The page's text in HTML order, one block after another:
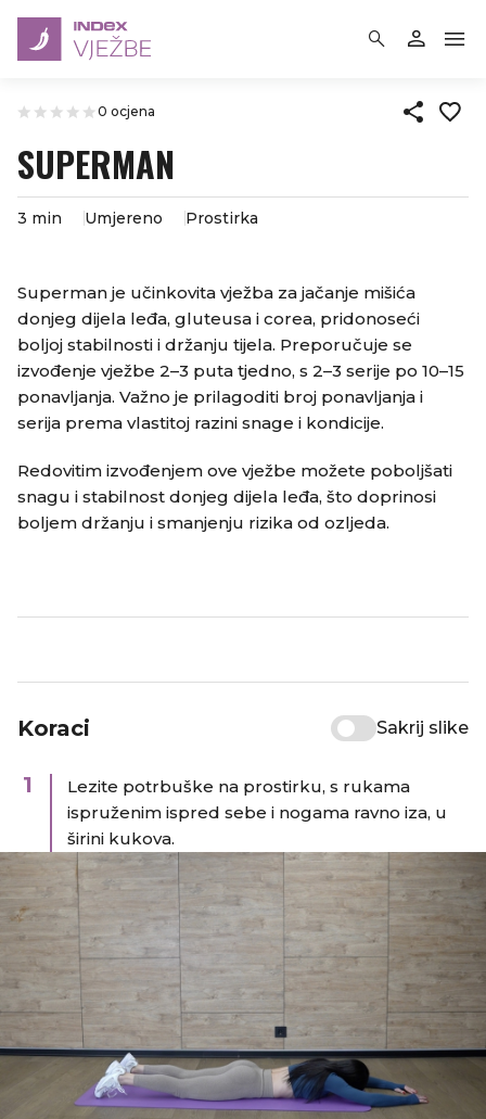
0 ocjena
SUPERMAN
3 min Umjereno Prostirka
Superman je učinkovita vježba za jačanje mišića
donjeg dijela leđa, gluteusa i corea, pridonoseći
boljoj stabilnosti i držanju tijela.​ Preporučuje se
izvođenje vježbe 2–3 puta tjedno, s 2–3 serije po 10–15
ponavljanja. Važno je prilagoditi broj ponavljanja i
serija prema vlastitoj razini snage i kondicije.​
Redovitim izvođenjem ove vježbe možete poboljšati
snagu i stabilnost donjeg dijela leđa, što doprinosi
boljem držanju i smanjenju rizika od ozljeda.​
Koraci Sakrij slike
1
Lezite potrbuške na prostirku, s rukama
ispruženim ispred sebe i nogama ravno iza, u
širini kukova.